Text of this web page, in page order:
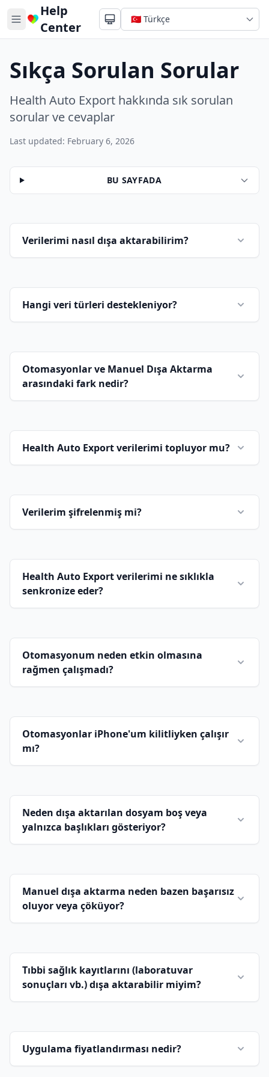
Help
Center
Sıkça Sorulan Sorular
Health Auto Export hakkında sık sorulan
sorular ve cevaplar
Last updated: February 6, 2026
BU SAYFADA
Verilerimi nasıl dışa aktarabilirim?
Manuel Dışa
Aktarma kılavuzuna
Hangi veri türleri destekleniyor?
Otomasyonlar ve Manuel Dışa Aktarma
arasındaki fark nedir?
Health Auto Export verilerimi topluyor mu?
Verilerim şifrelenmiş mi?
Health Auto Export verilerimi ne sıklıkla
senkronize eder?
Otomasyonum neden etkin olmasına
rağmen çalışmadı?
Otomasyonlar iPhone'um kilitliyken çalışır
mı?
Neden dışa aktarılan dosyam boş veya
yalnızca başlıkları gösteriyor?
Manuel dışa aktarma neden bazen başarısız
oluyor veya çöküyor?
Tıbbi sağlık kayıtlarını (laboratuvar
sonuçları vb.) dışa aktarabilir miyim?
Uygulama fiyatlandırması nedir?